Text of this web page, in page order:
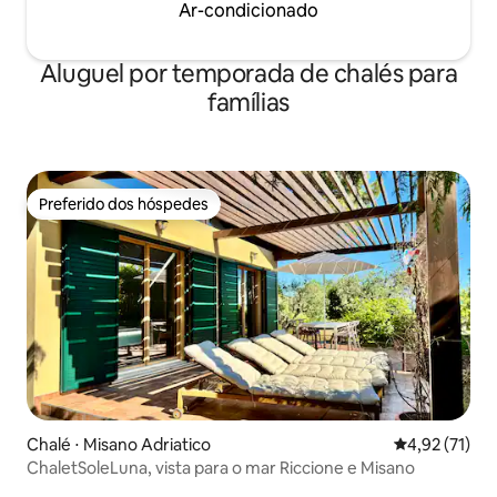
Ar-condicionado
Aluguel por temporada de chalés para
famílias
Preferido dos hóspedes
Preferido dos hóspedes
Chalé ⋅ Misano Adriatico 4,92 de uma
4,92 (71)
ChaletSoleLuna, vista para o mar Riccione e Misano